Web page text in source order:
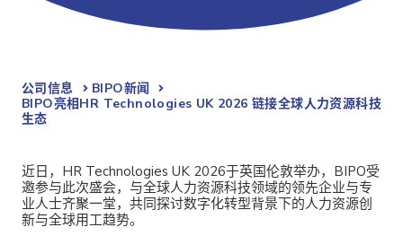
公司信息
BIPO新闻​
BIPO亮相HR Technologies UK 2026 链接全球人力资源科技
生态
近日，HR Technologies UK 2026于英国伦敦举办，BIPO受
邀参与此次盛会，与全球人力资源科技领域的领先企业与专
业人士齐聚一堂，共同探讨数字化转型背景下的人力资源创
新与全球用工趋势。